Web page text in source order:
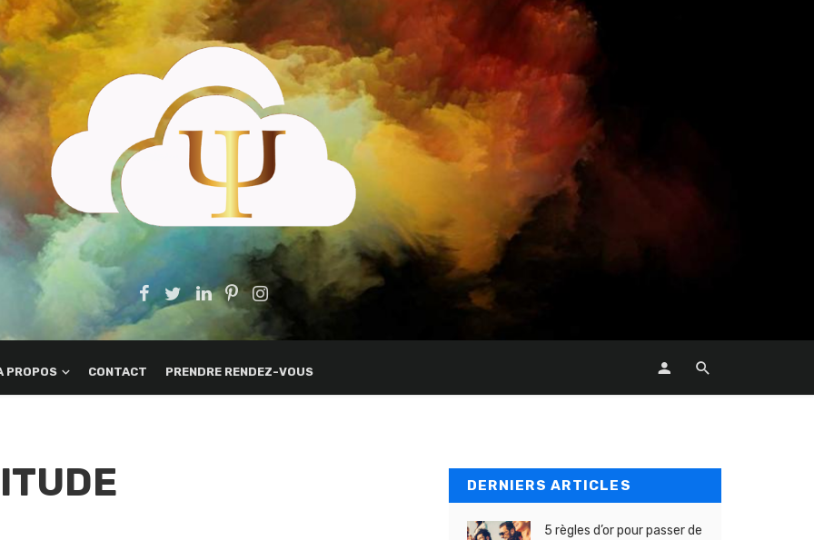
PROPOS CONTACT PRENDRE RENDEZ-VOUS
DERNIERS ARTICLES
5 règles d’or pour passer de